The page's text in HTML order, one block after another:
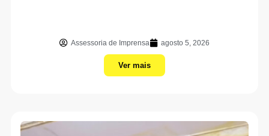
Assessoria de Imprensa agosto 5, 2026
Ver mais